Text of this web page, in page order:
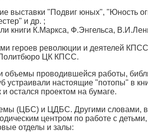
выставки "Подвиг юных", "Юность
и др. ;
книги К.Маркса, Ф.Энгельса,
героев революции и деятелей
ЦК КПСС.
объемы проводившейся работы,
устраивали настоящие "потопы" в
остался проектом на бумаге.
(ЦБС) и ЦДБС. Другими словами,
центром по работе с детьми,
отделы и залы: